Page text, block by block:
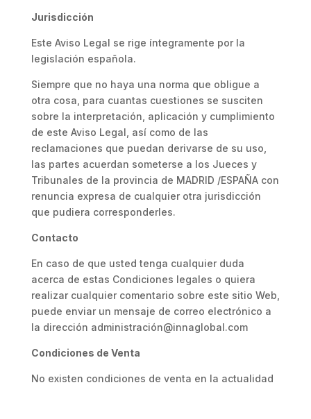
Jurisdicción
Este Aviso Legal se rige íntegramente por la
legislación española.
Siempre que no haya una norma que obligue a
otra cosa, para cuantas cuestiones se susciten
sobre la interpretación, aplicación y cumplimiento
de este Aviso Legal, así como de las
reclamaciones que puedan derivarse de su uso,
las partes acuerdan someterse a los Jueces y
Tribunales de la provincia de MADRID /ESPAÑA con
renuncia expresa de cualquier otra jurisdicción
que pudiera corresponderles.
Contacto
En caso de que usted tenga cualquier duda
acerca de estas Condiciones legales o quiera
realizar cualquier comentario sobre este sitio Web,
puede enviar un mensaje de correo electrónico a
la dirección administración@innaglobal.com
Condiciones de Venta
No existen condiciones de venta en la actualidad